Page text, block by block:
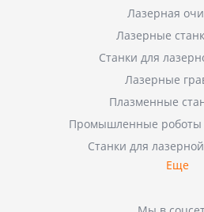
Лазерная
Лазерные
Станки для
Лазерные
Плазменные
Промышленные роботы
Станки для
Еще